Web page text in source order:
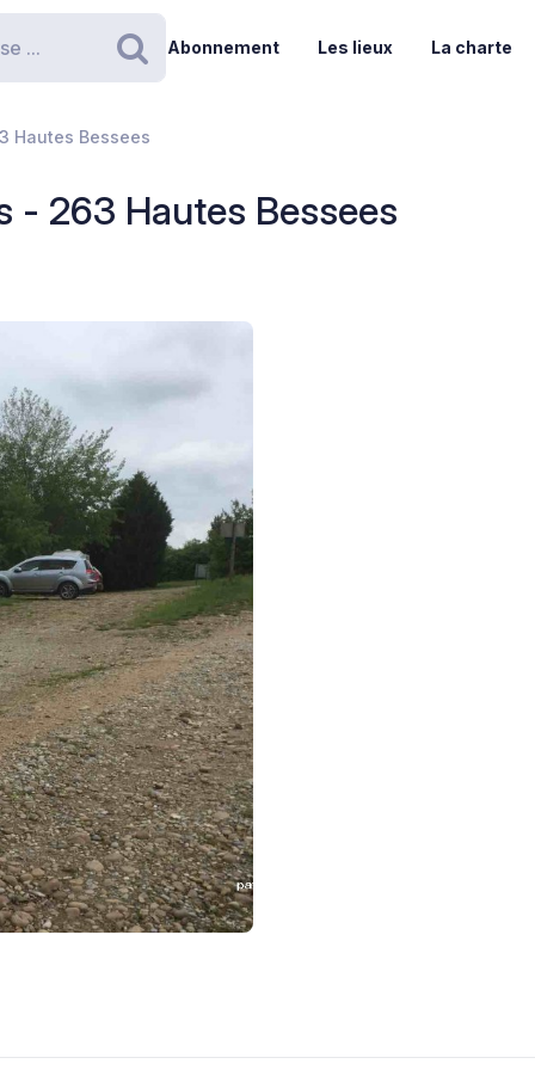
Rechercher
Abonnement Les lieux La charte
Hautes Bessees
- 263 Hautes Bessees